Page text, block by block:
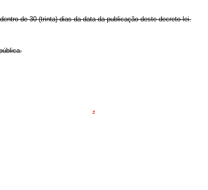
de 30 (trinta) dias da data da publicação deste decreto-lei.
*